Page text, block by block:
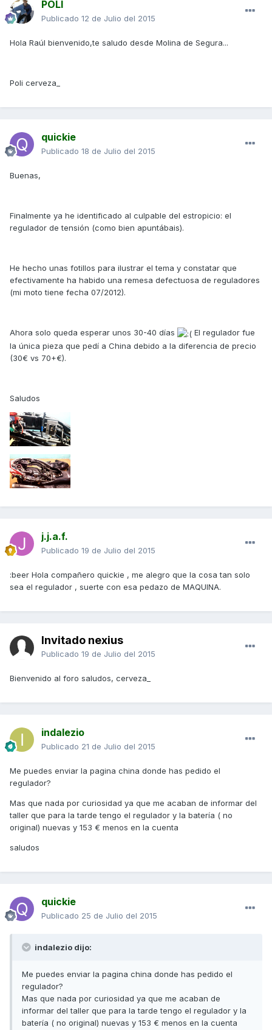
POLI
Publicado 12 de Julio del 2015
Hola Raúl bienvenido,te saludo desde Molina de Segura...
Poli cerveza_
quickie
Publicado 18 de Julio del 2015
Buenas,
Finalmente ya he identificado al culpable del estropicio: el
regulador de tensión (como bien apuntábais).
He hecho unas fotillos para ilustrar el tema y constatar que
efectivamente ha habido una remesa defectuosa de reguladores
(mi moto tiene fecha 07/2012).
Ahora solo queda esperar unos 30-40 días
El regulador fue
la única pieza que pedí a China debido a la diferencia de precio
(30€ vs 70+€).
Saludos
j.j.a.f.
Publicado 19 de Julio del 2015
:beer Hola compañero quickie , me alegro que la cosa tan solo
sea el regulador , suerte con esa pedazo de MAQUINA.
Invitado nexius
Publicado 19 de Julio del 2015
Bienvenido al foro saludos, cerveza_
indalezio
Publicado 21 de Julio del 2015
Me puedes enviar la pagina china donde has pedido el
regulador?
Mas que nada por curiosidad ya que me acaban de informar del
taller que para la tarde tengo el regulador y la batería ( no
original) nuevas y 153 € menos en la cuenta
saludos
quickie
Publicado 25 de Julio del 2015
indalezio dijo:
Me puedes enviar la pagina china donde has pedido el
regulador?
Mas que nada por curiosidad ya que me acaban de
informar del taller que para la tarde tengo el regulador y la
batería ( no original) nuevas y 153 € menos en la cuenta